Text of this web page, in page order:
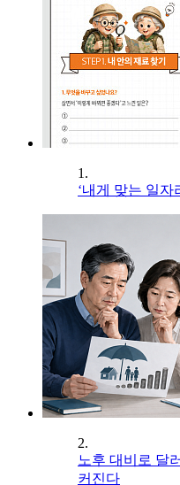
1.
‘내게 맞는 일자
2.
노후 대비로 달
커진다